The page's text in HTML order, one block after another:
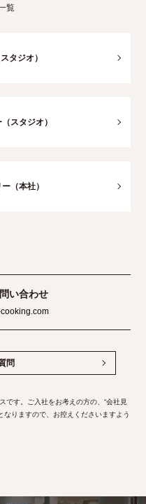
覧
タジオ）
スタジオ）
（本社）
い合わせ
問
です。ご入社をお考えの方の、“会社見
なりますので、お控えくださいますよう